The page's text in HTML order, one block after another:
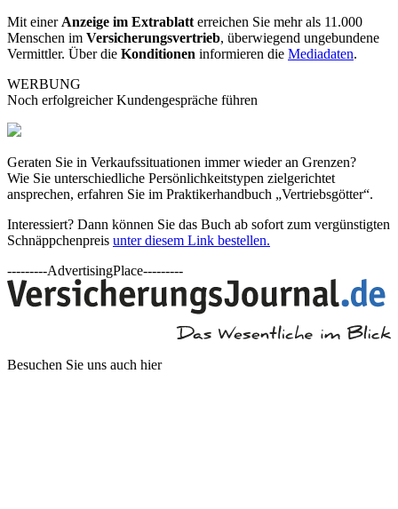
Mit einer Anzeige im Extrablatt erreichen Sie mehr als 11.000
Menschen im Versicherungsvertrieb, überwiegend ungebundene
Vermittler. Über die Konditionen informieren die Mediadaten.
WERBUNG
Noch erfolgreicher Kundengespräche führen
Geraten Sie in Verkaufssituationen immer wieder an Grenzen?
Wie Sie unterschiedliche Persönlichkeitstypen zielgerichtet
ansprechen, erfahren Sie im Praktikerhandbuch „Vertriebsgötter“.
Interessiert? Dann können Sie das Buch ab sofort zum vergünstigten
Schnäppchenpreis unter diesem Link bestellen.
---------AdvertisingPlace---------
Besuchen Sie uns auch hier